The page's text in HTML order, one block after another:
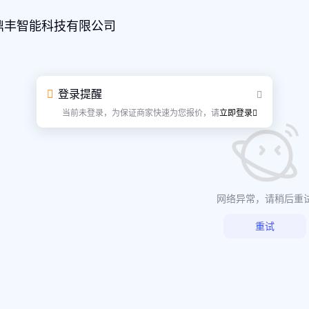
丰智能科技有限公司
登录提醒
当前未登录，为保证商家快速为您报价，请立即登录
网络异常，请稍后重
重试